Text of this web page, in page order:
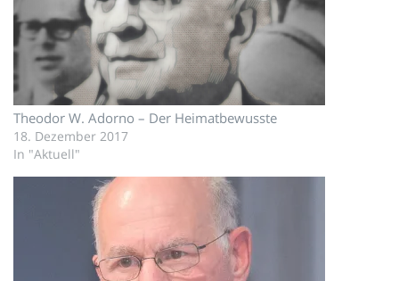
Theodor W. Adorno – Der Heimatbewusste
18. Dezember 2017
In "Aktuell"